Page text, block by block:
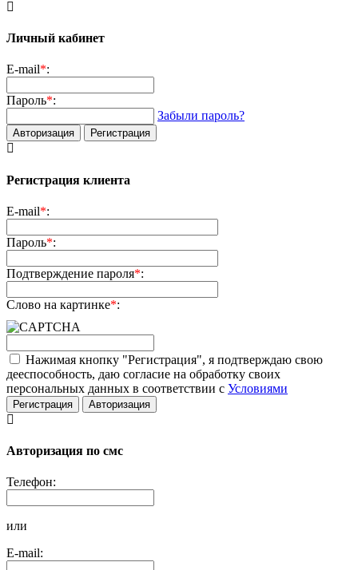
Личный кабинет
E-mail*:
Пароль*:
Забыли пароль?
Авторизация Регистрация
Регистрация клиента
E-mail*:
Пароль*:
Подтверждение пароля*:
Слово на картинке*:
Нажимая кнопку "Регистрация", я подтверждаю свою
дееспособность, даю согласие на обработку своих
персональных данных в соответствии с Условиями
Регистрация Авторизация
Авторизация по смс
Телефон:
или
E-mail: